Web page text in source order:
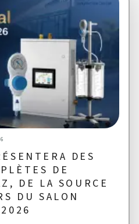
DES
DE
DE LA SOURCE
DU SALON